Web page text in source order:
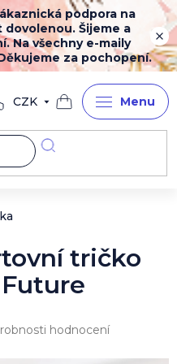
podpora na
Šijeme a
Na všechny e-maily
za pochopení.
CZK
Nákupní
košík
tričko
hodnocení